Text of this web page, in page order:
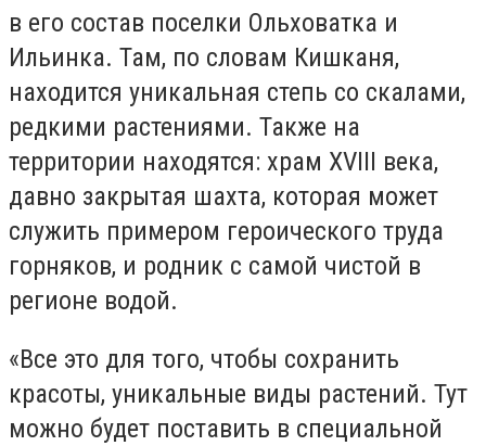
в его состав поселки Ольховатка и
Ильинка. Там, по словам Кишканя,
находится уникальная степь со скалами,
редкими растениями. Также на
территории находятся: храм XVIII века,
давно закрытая шахта, которая может
служить примером героического труда
горняков, и родник с самой чистой в
регионе водой.
«Все это для того, чтобы сохранить
красоты, уникальные виды растений. Тут
можно будет поставить в специальной